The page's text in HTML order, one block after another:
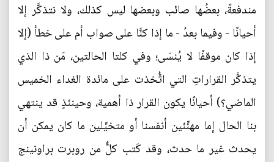
مندفعةً، بعضُها صائب وبعضها ليس كذلك، ولا نتذكَّر إلا
أحيانًا - وفيما بعدُ - ما إذا كنَّا على صواب أم على خطأ (إلا
إذا كان موقفًا لا يُنسَى؛ وفي كلتا الحالتين، مَن ذا الذي
يتذكَّر القراراتِ التي اتُّخذت على مائدة الغداء الخميس
الماضي؟) أحيانًا يكون القرار ذا أهمية، وحينئذٍ قد ينتهي
بنا الحال إما مهنِّئين أنفسنا أو متخيِّلين ما كان يمكن أن
يحدث غير ما حدث، وقد كَتب كلٌّ من روبرت براونينج